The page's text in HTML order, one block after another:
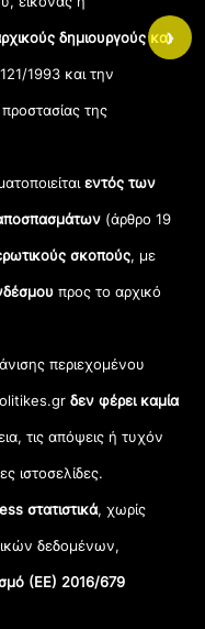
δημιουργούς και
1993 και την
της
εντός των
(άρθρο 19
σκοπούς, με
προς το αρχικό
περιεχομένου
δεν φέρει καμία
τις απόψεις ή τυχόν
ιστοσελίδες.
στατιστικά, χωρίς
δεδομένων,
(ΕΕ) 2016/679
›